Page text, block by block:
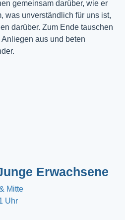
gemeinsam darüber, wie er
was unverständlich für uns ist,
darüber. Zum Ende tauschen
aus und beten
Erwachsene
Mitte
Uhr